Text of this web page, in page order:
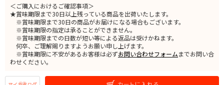
＜ご購入におけるご確認事項＞
★賞味期限まで30日以上残っている商品を出荷いたします。
※賞味期限まで30日の商品がお届けになる場合もございます。
※賞味期限の指定は承ることができません。
※賞味期限までの日数が短い等による返品は受けかねます。
何卒、ご理解賜りますようお願い申し上げます。
※賞味期限に不安があるお客様は必ずお問い合わせフォームまでお問い合
わせください。